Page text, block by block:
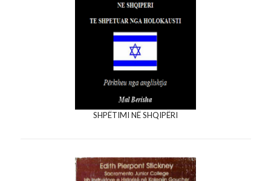
SHPËTIMI NË SHQIPËRI